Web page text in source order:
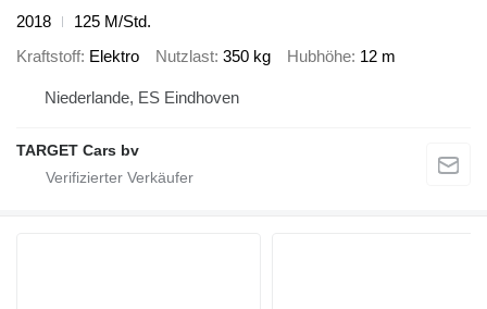
2018
125 M/Std.
Kraftstoff Elektro Nutzlast 350 kg Hubhöhe 12 m
Niederlande, ES Eindhoven
TARGET Cars bv